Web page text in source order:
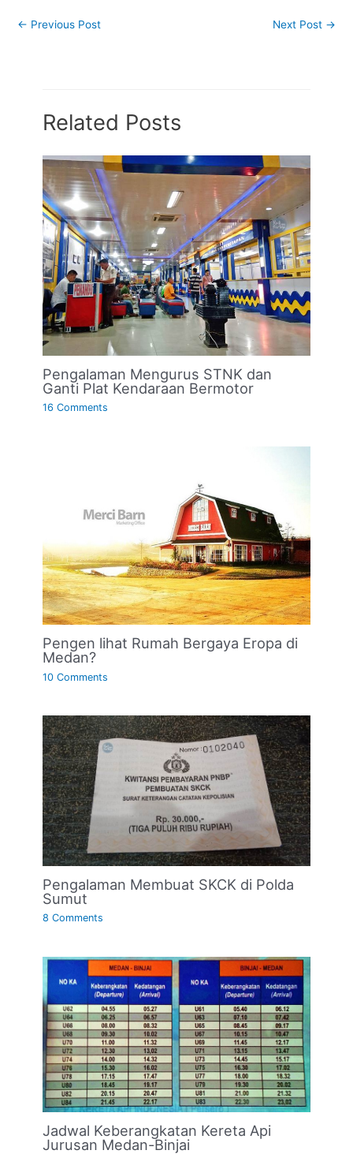
← Previous Post Next Post →
Related Posts
Pengalaman Mengurus STNK dan
Ganti Plat Kendaraan Bermotor
16 Comments
Pengen lihat Rumah Bergaya Eropa di
Medan?
10 Comments
Pengalaman Membuat SKCK di Polda
Sumut
8 Comments
Jadwal Keberangkatan Kereta Api
Jurusan Medan-Binjai